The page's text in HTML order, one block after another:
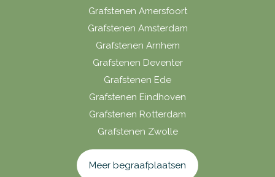
Grafstenen Amersfoort
Grafstenen Amsterdam
Grafstenen Arnhem
Grafstenen Deventer
Grafstenen Ede
Grafstenen Eindhoven
Grafstenen Rotterdam
Grafstenen Zwolle
Meer begraafplaatsen